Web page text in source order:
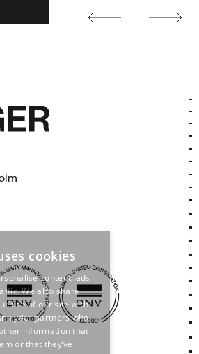
Earlier
Later
(opens in new tab)
cookies
content, ads
We also share
use of our site with
partners who
information that
or that they’ve